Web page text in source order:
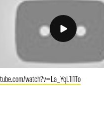
watch?v=La_YqL1I1To